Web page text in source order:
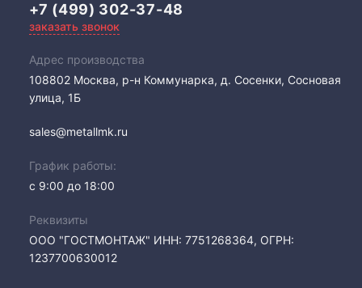
+7 (499) 302-37-48
заказать звонок
Адрес производства
108802​ Москва, р-н Коммунарка, д. Сосенки, Сосновая
улица, 1Б
sales@metallmk.ru
График работы:
с 9:00 до 18:00
Реквизиты
ООО "ГОСТМОНТАЖ" ИНН: 7751268364, ОГРН:
1237700630012